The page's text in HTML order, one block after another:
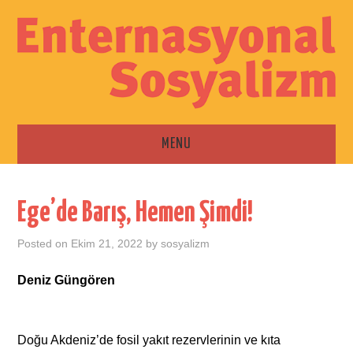
MENU
ESKI SAYILAR
Ege’de Barış, Hemen Şimdi!
Posted on Ekim 21, 2022 bysosyalizm
Deniz Güngören
Doğu Akdeniz’de fosil yakıt rezervlerinin ve kıta